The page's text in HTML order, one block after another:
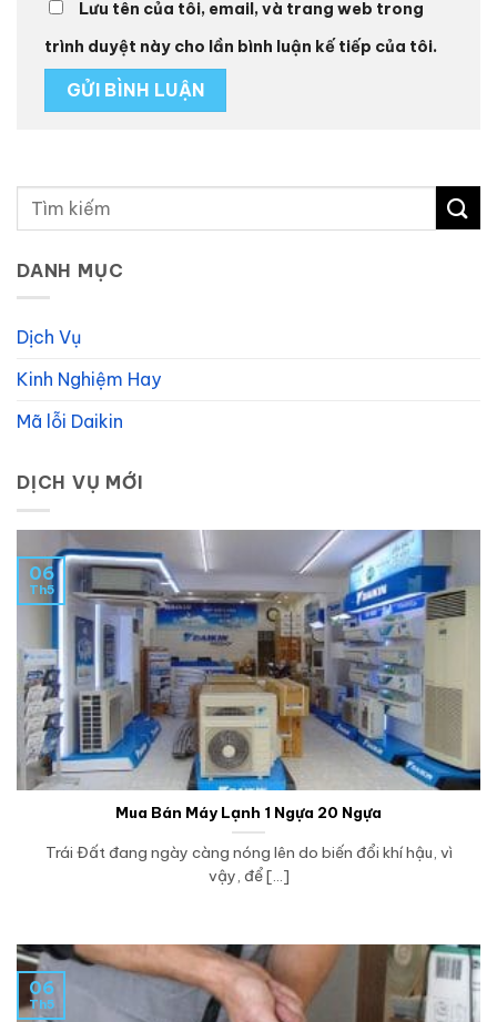
Lưu tên của tôi, email, và trang web trong
trình duyệt này cho lần bình luận kế tiếp của tôi.
DANH MỤC
Dịch Vụ
Kinh Nghiệm Hay
Mã lỗi Daikin
DỊCH VỤ MỚI
Mua Bán Máy Lạnh 1 Ngựa 20 Ngựa
Trái Đất đang ngày càng nóng lên do biến đổi khí hậu, vì
vậy, để [...]
06
Th5
06
Th5